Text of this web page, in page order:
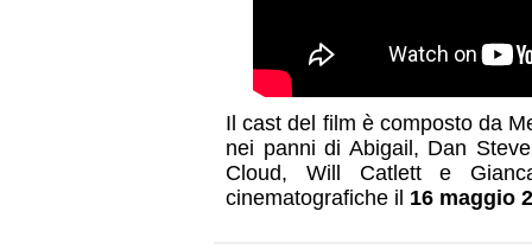
Il cast del film è composto da
nei panni di Abigail, Dan
Cloud, Will Catlett e
cinematografiche il 16 maggio